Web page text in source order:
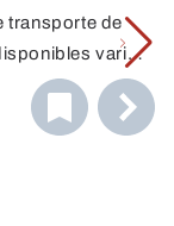
transporte de
varios
Los tubos de
y productos